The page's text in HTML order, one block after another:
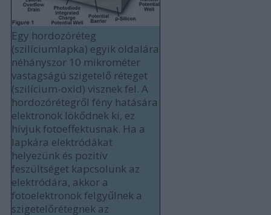
Egy hordozóréteg
(szilíciumlapka) egyik oldalára
néhányszor 10 mikrométer
vastagságú szigetelő réteget
(szilícium-oxid) visznek fel. A
hordozórétegről fény hatására
elektronok lökődnek ki, ez
hívjuk fotoeffektusnak. Ha a
lapkára elektródákat
helyezünk és pozitív
feszültséget kapcsolunk az
elektródára, akkor a
fotoelektronok felgyűlnek a
szigetelőrétegnek az